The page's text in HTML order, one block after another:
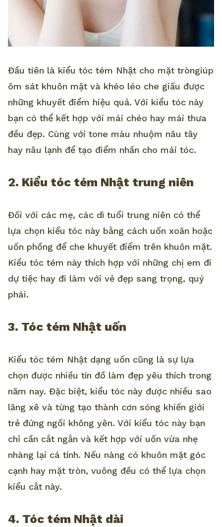
Đầu tiên là kiểu tóc tém Nhật cho mặt tròngiúp
ôm sát khuôn mặt và khéo léo che giấu được
những khuyết điểm hiệu quả. Với kiểu tóc này
bạn có thể kết hợp với mái chéo hay mái thưa
đều đẹp. Cùng với tone màu nhuộm nâu tây
hay nâu lạnh để tạo điểm nhấn cho mái tóc.
2. Kiểu tóc tém Nhật trung niên
Đối với các mẹ, các dì tuổi trung niên có thể
lựa chọn kiểu tóc này bằng cách uốn xoăn hoặc
uốn phồng để che khuyết điểm trên khuôn mặt.
Kiểu tóc tém này thích hợp với những chị em đi
dự tiệc hay đi làm với vẻ đẹp sang trọng, quý
phái.
3. Tóc tém Nhật uốn
Kiểu tóc tém Nhật dạng uốn cũng là sự lựa
chọn được nhiều tín đồ làm đẹp yêu thích trong
năm nay. Đặc biệt, kiểu tóc này được nhiều sao
lăng xê và từng tạo thành cơn sóng khiến giới
trẻ đứng ngồi không yên. Với kiểu tóc này bạn
chỉ cần cắt ngắn và kết hợp với uốn vừa nhẹ
nhàng lại cá tính. Nếu nàng có khuôn mặt góc
cạnh hay mặt tròn, vuông đều có thể lựa chọn
kiểu cắt này.
4. Tóc tém Nhật dài